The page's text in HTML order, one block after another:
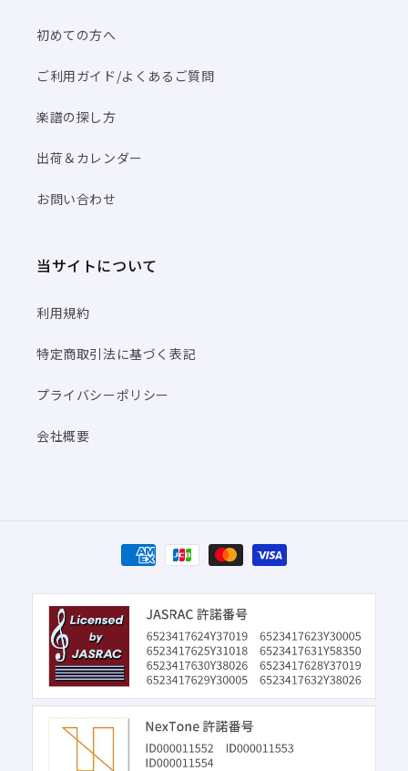
初めての方へ
ご利用ガイド/よくあるご質問
楽譜の探し方
出荷＆カレンダー
お問い合わせ
当サイトについて
利用規約
特定商取引法に基づく表記
プライバシーポリシー
会社概要
決
済
方
法